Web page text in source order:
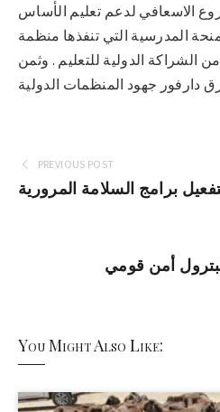
الاسعافي لدعم تعليم الأساس
المدرسية التي تنفذها منظمة
الشراكة الدولية للتعليم . وثمن
PREVIOUS POST
برامج السلامة المرورية
أمن قومي
You Might Also Like: